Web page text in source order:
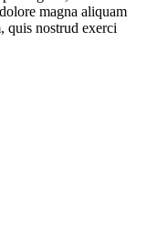
magna aliquam
quis nostrud exerci